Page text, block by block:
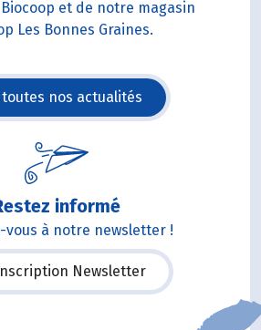
et de notre magasin
Les Bonnes Graines.
nos actualités
informé
vous à notre newsletter !
Newsletter